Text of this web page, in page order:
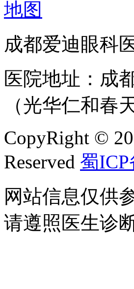
成都爱迪眼科
医院地址：成
（光华仁和春
CopyRight ©
Reserved 蜀ICP
网站信息仅供
请遵照医生诊断